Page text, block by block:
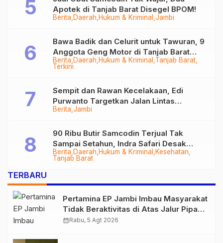
Berita Daerah Hukum & Kriminal Jambi
Apotek di Tanjab Barat Disegel BPOM!
Berita Daerah Hukum & Kriminal Tanjab Barat
Terkini
Bawa Badik dan Celurit untuk Tawuran, 9
Anggota Geng Motor di Tanjab Barat
Diringkus
Berita Jambi
Sempit dan Rawan Kecelakaan, Edi
Purwanto Targetkan Jalan Lintas
Tungkal-Jambi Mulus di 2028
Berita Daerah Hukum & Kriminal
Kesehatan
Tanjab Barat
90 Ribu Butir Samcodin Terjual Tak
Sampai Setahun, Indra Safari Desak
Audit Menyeluruh
TERBARU
Pertamina EP Jambi Imbau Masyarakat
Tidak Beraktivitas di Atas Jalur Pipa
Migas Demi Keselamatan Bersama
calendar_monthRabu, 5 Agt 2026